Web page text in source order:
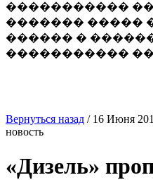
�����������
������� �����
������ �
�����������
Вернуться назад / 16 Июня
новость
«Дизель»